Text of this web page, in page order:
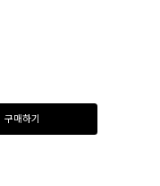
구매하기